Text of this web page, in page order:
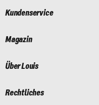
Kundenservice
Magazin
Über Louis
Rechtliches